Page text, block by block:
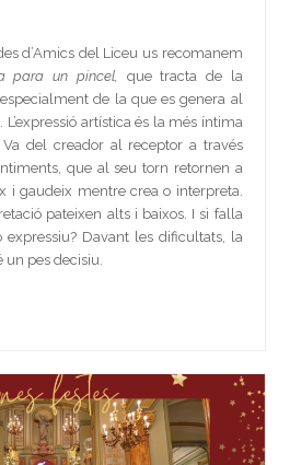
d’Amics del Liceu us recomanem
para un pincel, que tracta de la
de la que es genera al
artística és la més íntima
del creador al receptor a través
que al seu torn retornen a
i gaudeix mentre crea o interpreta.
pateixen alts i baixos. I si falla
expressiu? Davant les dificultats, la
un pes decisiu.